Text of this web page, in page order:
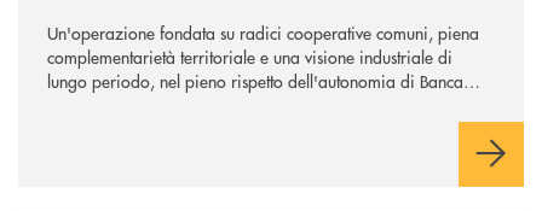
Un'operazione fondata su radici cooperative comuni, piena
complementarietà territoriale e una visione industriale di
lungo periodo, nel pieno rispetto dell'autonomia di Banca
negoziazione esclusiva per la finalizzazione dell’operazione.